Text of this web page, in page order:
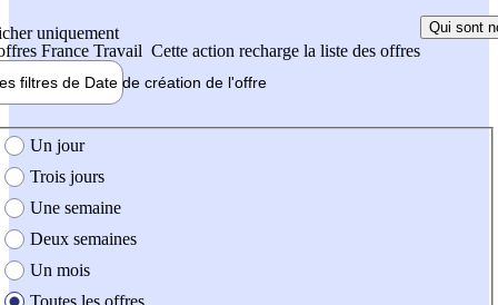
uniquement
France Travail Cette action recharge la liste des offres
Qui sont
filtres de Date de création de l'offre
création de l'offre
Un jour
Trois jours
Une semaine
Deux semaines
Un mois
Toutes les offres